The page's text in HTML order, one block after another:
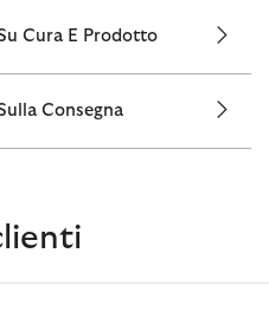
Cura E Prodotto
Consegna